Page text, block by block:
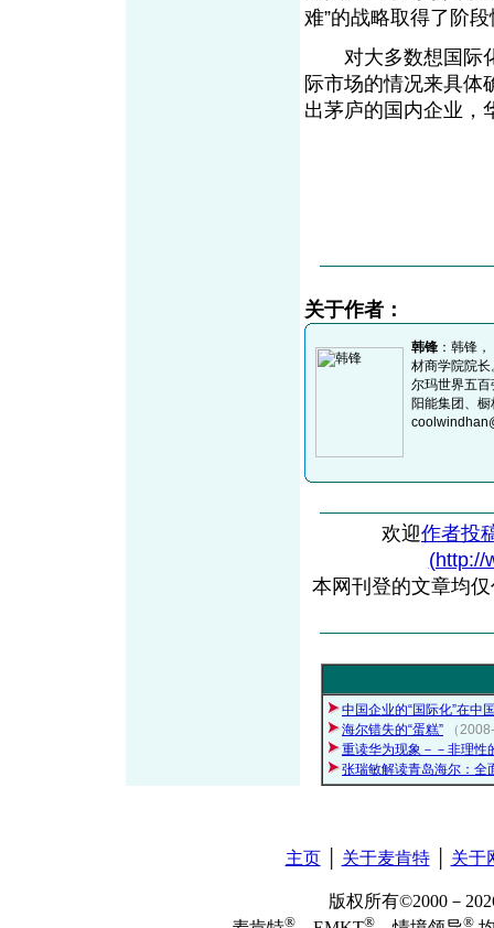
难”的战略取得了阶
对大多数想国际化
际市场的情况来具体
出茅庐的国内企业，
关于作者：
韩锋 ：韩锋
材商学院院长
尔玛世界五
阳能集团、
欢迎作者投
(http://
本网刊登的文章均
中国企业的“国际化”在中
海尔错失的“蛋糕”
（
重读华为现象－－非理性
张瑞敏解读青岛海尔：全
主页│ 关于麦肯特│ 关于
版权所有©2000－
® ® ®